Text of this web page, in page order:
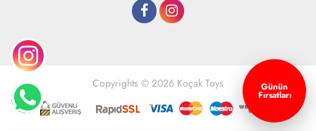
Copyrights © 2026 Koçak Toys Günün
Fırsatları